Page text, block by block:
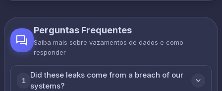
Perguntas Frequentes
Saiba mais sobre vazamentos de dados e como
responder
1
Did these leaks come from a breach of our
systems?